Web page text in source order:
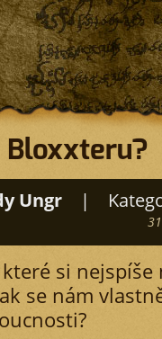
Bloxxteru?
Ungr |
si nejspíše
se nám